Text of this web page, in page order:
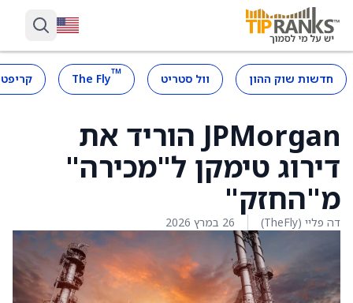
חדשות שוק ההון וול סטריט ™
The Fly
JPMorgan הוריד את
דירוג טימקן ל"מכירה"
מ"החזק"
דה פליי (TheFly) 26 במרץ 2026